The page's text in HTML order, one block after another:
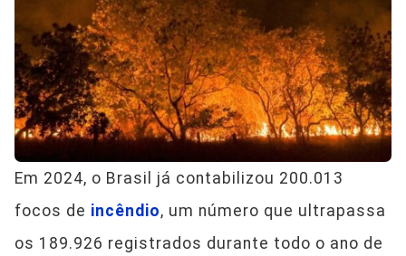
Em 2024, o Brasil já contabilizou 200.013
focos de incêndio, um número que ultrapassa
os 189.926 registrados durante todo o ano de